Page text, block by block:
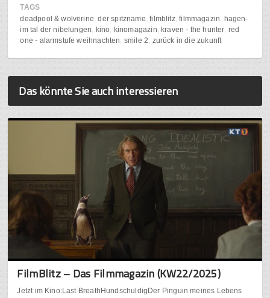
TAGS
deadpool & wolverine der spitzname filmblitz filmmagazin
hagen-
im tal der nibelungen
kino kinomagazin kraven - the hunter red
one - alarmstufe weihnachten smile 2 zurück in die zukunft
Das könnte Sie auch interessieren
FilmBlitz – Das Filmmagazin (KW22/2025)
Jetzt im Kino:Last BreathHundschuldigDer Pinguin meines Lebens